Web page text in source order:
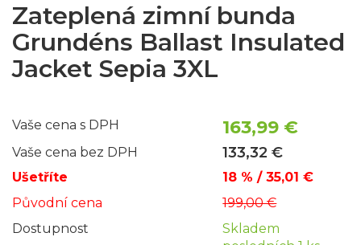
Zateplená zimní bunda
Grundéns Ballast Insulated
Jacket Sepia 3XL
Vaše cena s DPH 163,99 €
Vaše cena bez DPH 133,32 €
Ušetříte
18 % / 35,01 €
Původní cena
199,00 €
Dostupnost
Skladem